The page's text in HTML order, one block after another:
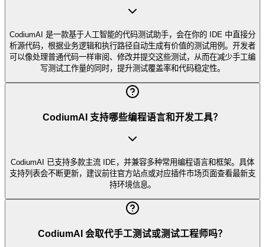
CodiumAI 是一款基于人工智能的代码测试助手，会在你的 IDE 中直接分
析源代码，根据业务逻辑和执行路径自动生成有价值的测试用例。开发者
可以像处理普通代码一样审阅、修改并提交这些测试，从而在减少手工编
写测试工作量的同时，提升测试覆盖率和代码稳定性。
CodiumAI 支持哪些编程语言和开发工具？
CodiumAI 已支持多款主流 IDE，并兼容多种常用编程语言和框架。具体
支持列表会不断更新，建议前往官方站点或对应插件市场页面查看最新支
持环境信息。
CodiumAI 会取代手工测试或测试工程师吗？